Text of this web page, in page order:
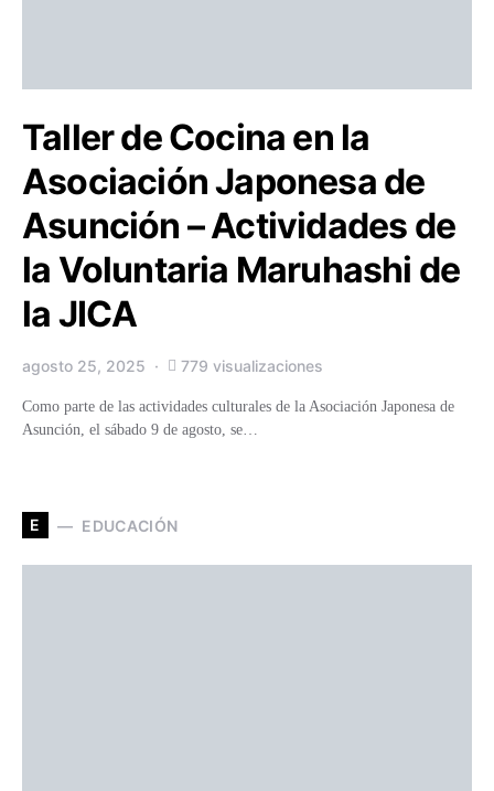
Taller de Cocina en la
Asociación Japonesa de
Asunción – Actividades de
la Voluntaria Maruhashi de
la JICA
agosto 25, 2025 779 visualizaciones
Como parte de las actividades culturales de la Asociación Japonesa de
Asunción, el sábado 9 de agosto, se…
E EDUCACIÓN